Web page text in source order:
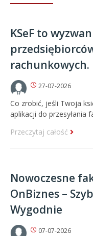
KSeF to
rachunkowych.
27-07-2026
Co zrobić, jeśli Twoja
aplikacji do przesyłania
Przeczytaj całość
Nowoczesne
OnBiznes –
Wygodnie
07-07-2026